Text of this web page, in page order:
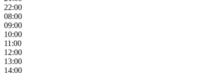
22:00
08:00
09:00
10:00
11:00
12:00
13:00
14:00